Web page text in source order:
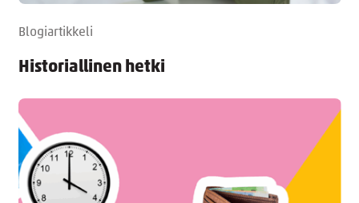
Blogiartikkeli
Historiallinen hetki